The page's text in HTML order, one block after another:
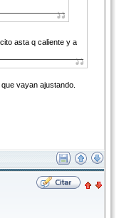
asta q caliente y a
vayan ajustando.